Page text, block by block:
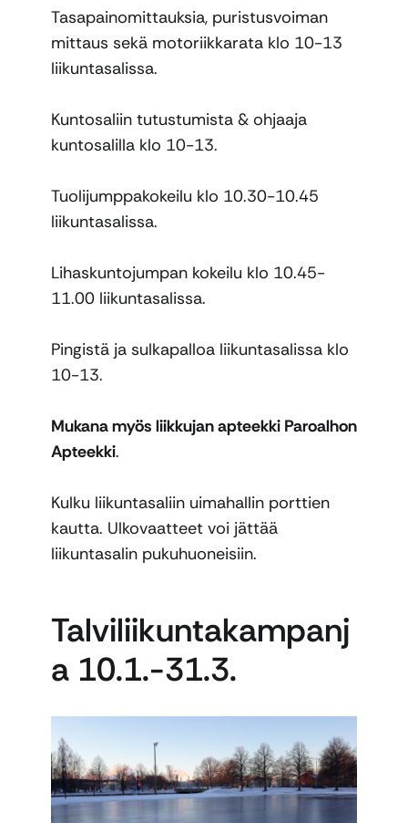
Tasapainomittauksia, puristusvoiman
mittaus sekä motoriikkarata klo 10-13
liikuntasalissa.
Kuntosaliin tutustumista & ohjaaja
kuntosalilla klo 10-13.
Tuolijumppakokeilu klo 10.30-10.45
liikuntasalissa.
Lihaskuntojumpan kokeilu klo 10.45-
11.00 liikuntasalissa.
Pingistä ja sulkapalloa liikuntasalissa klo
10-13.
Mukana myös liikkujan apteekki Paroalhon
Apteekki.
Kulku liikuntasaliin uimahallin porttien
kautta. Ulkovaatteet voi jättää
liikuntasalin pukuhuoneisiin.
Talviliikuntakampanj
a 10.1.-31.3.